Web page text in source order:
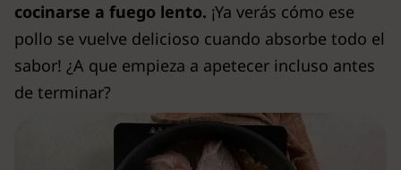
cocinarse a fuego lento. ¡Ya verás cómo ese
pollo se vuelve delicioso cuando absorbe todo el
sabor! ¿A que empieza a apetecer incluso antes
de terminar?